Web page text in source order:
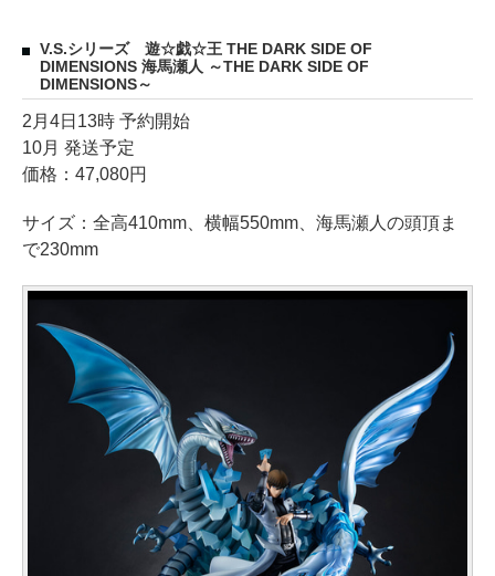
V.S.シリーズ 遊☆戯☆王 THE DARK SIDE OF
DIMENSIONS 海馬瀬人 ～THE DARK SIDE OF
DIMENSIONS～
2月4日13時 予約開始
10月 発送予定
価格：47,080円
サイズ：全高410mm、横幅550mm、海馬瀬人の頭頂ま
で230mm